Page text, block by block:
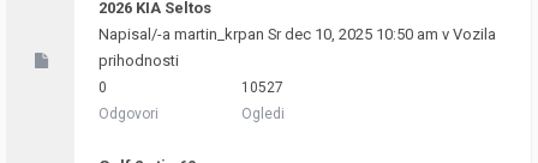
2026 KIA Seltos
Napisal/-a martin_krpan Sr dec 10, 2025 10:50 am v Vozila
prihodnosti
0
Odgovori
10527
Ogledi